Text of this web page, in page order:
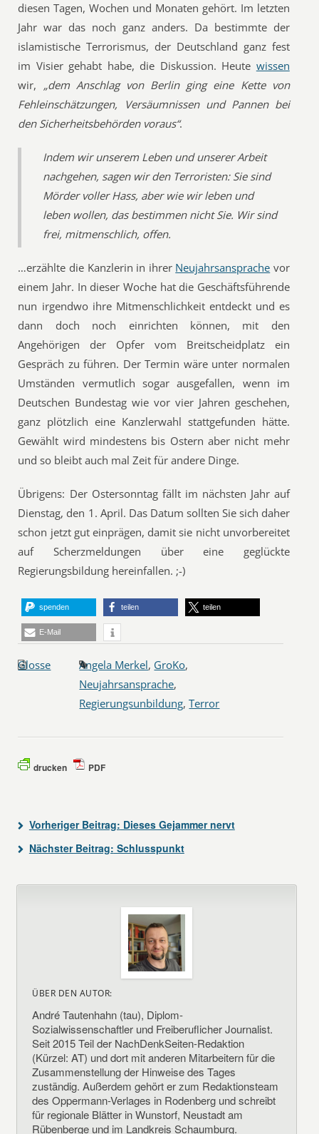
diesen Tagen, Wochen und Monaten gehört. Im letzten
Jahr war das noch ganz anders. Da bestimmte der
islamistische Terrorismus, der Deutschland ganz fest
im Visier gehabt habe, die Diskussion. Heute wissen
wir, „dem Anschlag von Berlin ging eine Kette von
Fehleinschätzungen, Versäumnissen und Pannen bei
den Sicherheitsbehörden voraus“.
Indem wir unserem Leben und unserer Arbeit
nachgehen, sagen wir den Terroristen: Sie sind
Mörder voller Hass, aber wie wir leben und
leben wollen, das bestimmen nicht Sie. Wir sind
frei, mitmenschlich, offen.
…erzählte die Kanzlerin in ihrer Neujahrsansprache vor
einem Jahr. In dieser Woche hat die Geschäftsführende
nun irgendwo ihre Mitmenschlichkeit entdeckt und es
dann doch noch einrichten können, mit den
Angehörigen der Opfer vom Breitscheidplatz ein
Gespräch zu führen. Der Termin wäre unter normalen
Umständen vermutlich sogar ausgefallen, wenn im
Deutschen Bundestag wie vor vier Jahren geschehen,
ganz plötzlich eine Kanzlerwahl stattgefunden hätte.
Gewählt wird mindestens bis Ostern aber nicht mehr
und so bleibt auch mal Zeit für andere Dinge.
Übrigens: Der Ostersonntag fällt im nächsten Jahr auf
Dienstag, den 1. April. Das Datum sollten Sie sich daher
schon jetzt gut einprägen, damit sie nicht unvorbereitet
auf Scherzmeldungen über eine geglückte
Regierungsbildung hereinfallen. ;-)
spenden teilen teilen
E-Mail
Glosse Angela Merkel, GroKo,
Neujahrsansprache,
Regierungsunbildung,Terror
drucken PDF
Vorheriger Beitrag: Dieses Gejammer nervt
Nächster Beitrag: Schlusspunkt
ÜBER DEN AUTOR:
André Tautenhahn (tau), Diplom-
Sozialwissenschaftler und Freiberuflicher Journalist.
Seit 2015 Teil der NachDenkSeiten-Redaktion
(Kürzel: AT) und dort mit anderen Mitarbeitern für die
Zusammenstellung der Hinweise des Tages
zuständig. Außerdem gehört er zum Redaktionsteam
des Oppermann-Verlages in Rodenberg und schreibt
für regionale Blätter in Wunstorf, Neustadt am
Rübenberge und im Landkreis Schaumburg.